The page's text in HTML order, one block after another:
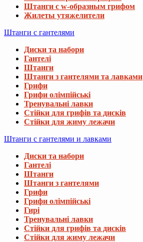
Штанги с w-образным грифом
Жилеты утяжелители
Штанги с гантелями
Диски та набори
Гантелі
Штанги
Штанги з гантелями та лавками
Грифи
Грифи олімпійські
Тренувальні лавки
Стійки для грифів та дисків
Стійки для жиму лежачи
Штанги с гантелями и лавками
Диски та набори
Гантелі
Штанги
Штанги з гантелями
Грифи
Грифи олімпійські
Гирі
Тренувальні лавки
Стійки для грифів та дисків
Стійки для жиму лежачи